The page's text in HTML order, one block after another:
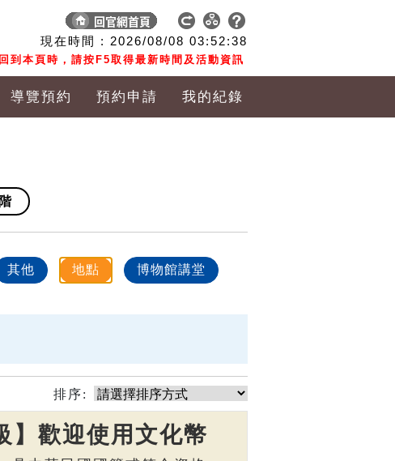
現在時間 : 2026/08/08 03:52:38
到本頁時，請按F5取得最新時間及活動資訊
導覽預約 預約申請 我的紀錄
其他 地點 博物館講堂
排序:
】歡迎使用文化幣